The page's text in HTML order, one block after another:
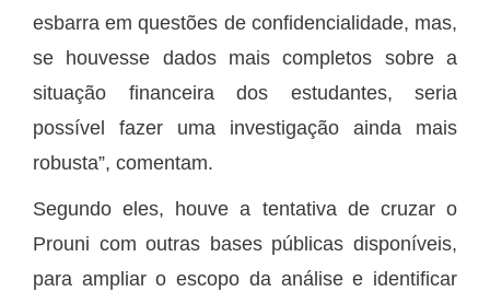
esbarra em questões de confidencialidade, mas,
se houvesse dados mais completos sobre a
situação financeira dos estudantes, seria
possível fazer uma investigação ainda mais
robusta”, comentam.
Segundo eles, houve a tentativa de cruzar o
Prouni com outras bases públicas disponíveis,
para ampliar o escopo da análise e identificar